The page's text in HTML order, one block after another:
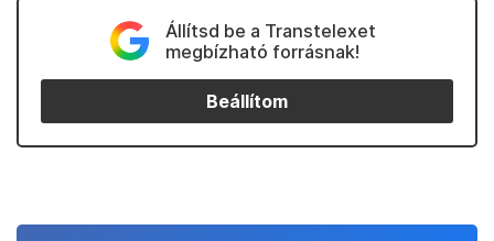
Állítsd be a Transtelexet
megbízható forrásnak!
Beállítom